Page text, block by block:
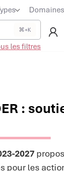
Domaines
⌘+K
les filtres
:
2027
pour les